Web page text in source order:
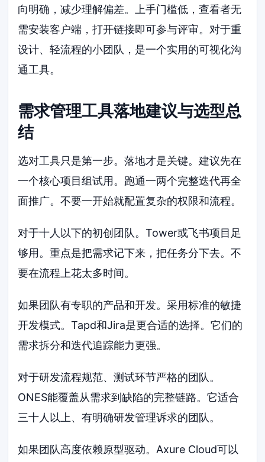
向明确，减少理解偏差。上手门槛低，查看者无
需安装客户端，打开链接即可参与评审。对于重
设计、轻流程的小团队，是一个实用的可视化沟
通工具。
需求管理工具落地建议与选型总
结
选对工具只是第一步。落地才是关键。建议先在
一个核心项目组试用。跑通一两个完整迭代再全
面推广。不要一开始就配置复杂的权限和流程。
对于十人以下的初创团队。Tower或飞书项目足
够用。重点是把需求记下来，把任务分下去。不
要在流程上花太多时间。
如果团队有专职的产品和开发。采用标准的敏捷
开发模式。Tapd和Jira是更合适的选择。它们的
需求拆分和迭代追踪能力更强。
对于研发流程规范、测试环节严格的团队。
ONES能覆盖从需求到缺陷的完整链路。它适合
三十人以上、有明确研发管理诉求的团队。
如果团队高度依赖原型驱动。Axure Cloud可以